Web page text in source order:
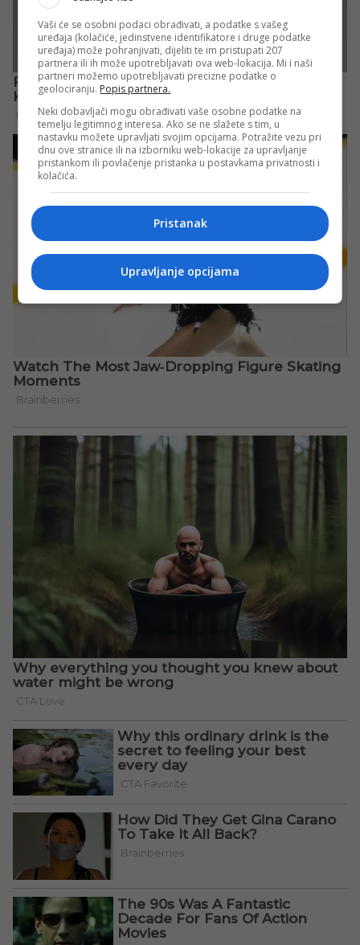
Vaši će se osobni podaci obrađivati, a podatke s vašeg
uređaja (kolačiće, jedinstvene identifikatore i druge podatke
uređaja) može pohranjivati, dijeliti te im pristupati 207
partnera ili ih može upotrebljavati ova web-lokacija. Mi i naši
partneri možemo upotrebljavati precizne podatke o
geolociranju. Popis partnera.
Neki dobavljači mogu obrađivati vaše osobne podatke na
temelju legitimnog interesa. Ako se ne slažete s tim, u
nastavku možete upravljati svojim opcijama. Potražite vezu pri
dnu ove stranice ili na izborniku web-lokacije za upravljanje
pristankom ili povlačenje pristanka u postavkama privatnosti i
kolačića.
Pristanak
Upravljanje opcijama